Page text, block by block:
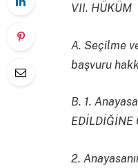
VII. HÜKÜM
A. Seçilme
başvuru
B. 1.
EDİLDİĞİNE
2.